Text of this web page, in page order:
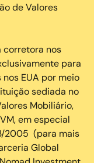
de Valores
corretora nos
para
EUA por meio
sediada no
Mobiliário,
em especial
2005 (para mais
Global